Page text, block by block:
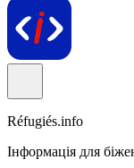
Réfugiés.info
Інформація для